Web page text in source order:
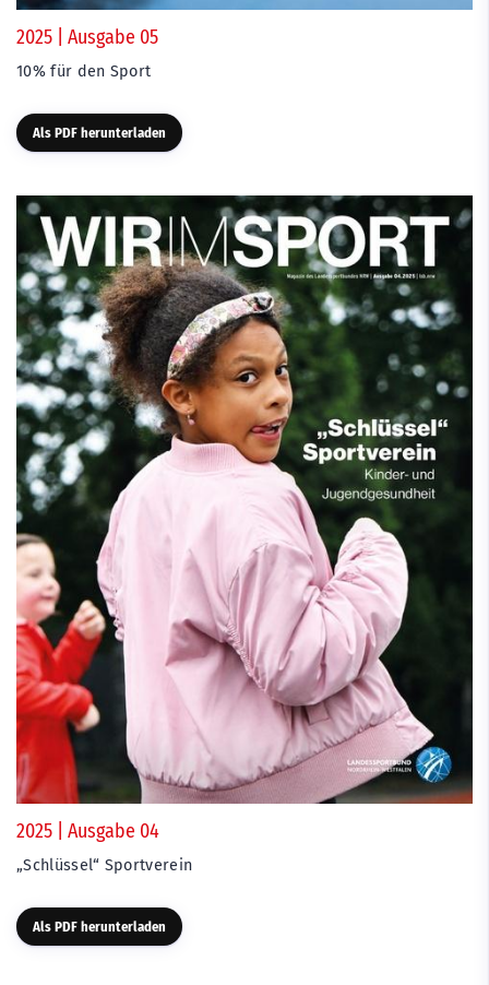
2025 | Ausgabe 05
10% für den Sport
Als PDF herunterladen
2025 | Ausgabe 04
„Schlüssel“ Sportverein
Als PDF herunterladen